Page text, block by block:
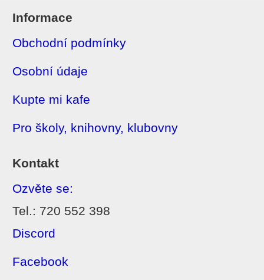
Informace
Obchodní podmínky
Osobní údaje
Kupte mi kafe
Pro školy, knihovny, klubovny
Kontakt
Ozvěte se:
Tel.: 720 552 398
Discord
Facebook